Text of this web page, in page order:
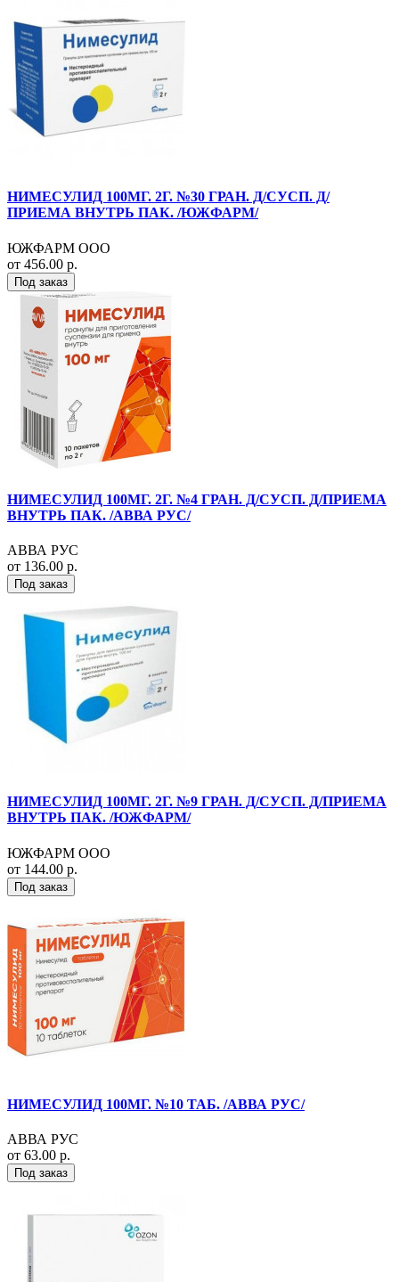
НИМЕСУЛИД 100МГ. 2Г. №30 ГРАН. Д/СУСП. Д/
ПРИЕМА ВНУТРЬ ПАК. /ЮЖФАРМ/
ЮЖФАРМ ООО
от 456.00 р.
Под заказ
НИМЕСУЛИД 100МГ. 2Г. №4 ГРАН. Д/СУСП. Д/ПРИЕМА
ВНУТРЬ ПАК. /АВВА РУС/
АВВА РУС
от 136.00 р.
Под заказ
НИМЕСУЛИД 100МГ. 2Г. №9 ГРАН. Д/СУСП. Д/ПРИЕМА
ВНУТРЬ ПАК. /ЮЖФАРМ/
ЮЖФАРМ ООО
от 144.00 р.
Под заказ
НИМЕСУЛИД 100МГ. №10 ТАБ. /АВВА РУС/
АВВА РУС
от 63.00 р.
Под заказ